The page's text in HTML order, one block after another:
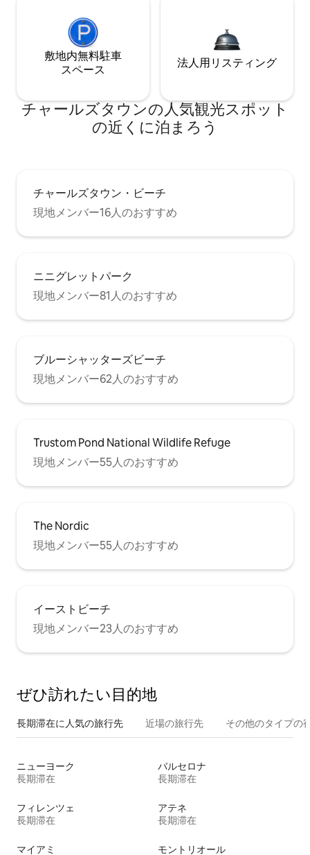
敷地内無料駐⁠車
ス⁠ペ⁠ー⁠ス
法人用リスティング
チャールズタウンの人気観光スポット
の近くに泊まろう
チャールズタウン・ビーチ
現地メンバー16人のおすすめ
ニニグレットパーク
現地メンバー81人のおすすめ
ブルーシャッターズビーチ
現地メンバー62人のおすすめ
Trustom Pond National Wildlife Refuge
現地メンバー55人のおすすめ
The Nordic
現地メンバー55人のおすすめ
イーストビーチ
現地メンバー23人のおすすめ
ぜひ訪⁠れ⁠た⁠い目⁠的⁠地
長期滞在に人気の旅行先 近場の旅行先 その他のタ⁠イ⁠プ⁠の
ニューヨーク
長期滞在
バルセロナ
長期滞在
フィレンツェ
長期滞在
アテネ
長期滞在
マイアミ モントリオール